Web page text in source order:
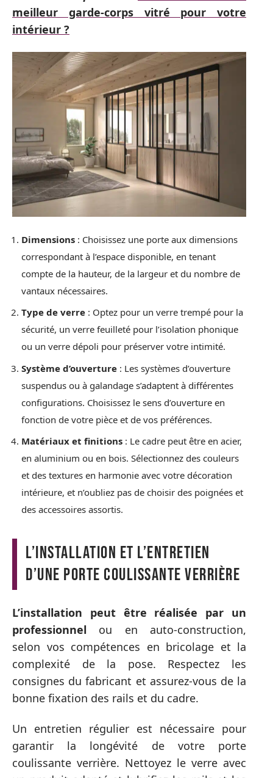
meilleur garde-corps vitré pour votre
intérieur ?
Dimensions : Choisissez une porte aux dimensions
correspondant à l’espace disponible, en tenant
compte de la hauteur, de la largeur et du nombre de
vantaux nécessaires.
Type de verre : Optez pour un verre trempé pour la
sécurité, un verre feuilleté pour l’isolation phonique
ou un verre dépoli pour préserver votre intimité.
Système d’ouverture : Les systèmes d’ouverture
suspendus ou à galandage s’adaptent à différentes
configurations. Choisissez le sens d’ouverture en
fonction de votre pièce et de vos préférences.
Matériaux et finitions : Le cadre peut être en acier,
en aluminium ou en bois. Sélectionnez des couleurs
et des textures en harmonie avec votre décoration
intérieure, et n’oubliez pas de choisir des poignées et
des accessoires assortis.
L’installation et l’entretien
d’une porte coulissante verrière
L’installation peut être réalisée par un
professionnel ou en auto-construction,
selon vos compétences en bricolage et la
complexité de la pose. Respectez les
consignes du fabricant et assurez-vous de la
bonne fixation des rails et du cadre.
Un entretien régulier est nécessaire pour
garantir la longévité de votre porte
coulissante verrière. Nettoyez le verre avec